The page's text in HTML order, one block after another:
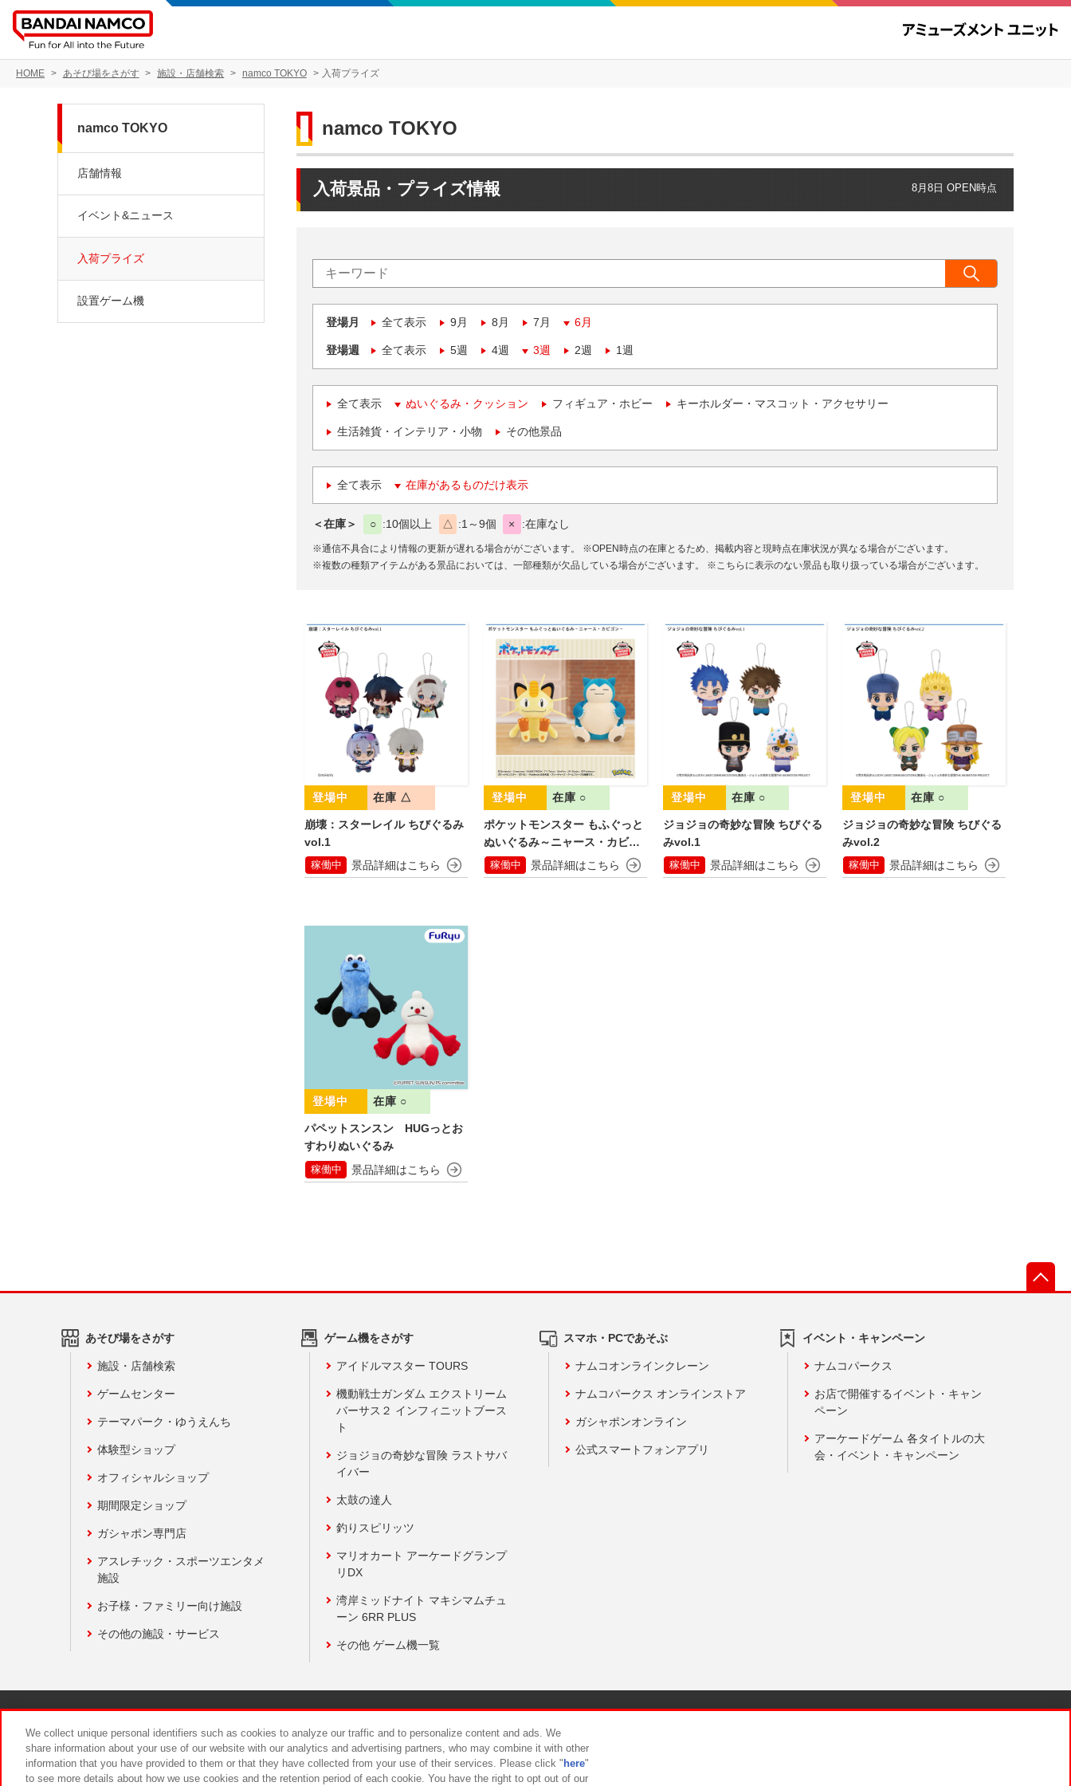
HOME あそび場をさがす 施設・店舗検索 namco TOKYO 入荷プライズ
namco TOKYO
入荷景品・プライズ情報 8月8日 OPEN時点
登場月 全て表示 9月 8月 7月 6月
登場週 全て表示 5週 4週 3週 2週 1週
全て表示 ぬいぐるみ・クッション フィギュア・ホビー キーホルダー・マスコット・アクセサリー
生活雑貨・インテリア・小物 その他景品
全て表示 在庫があるものだけ表示
＜在庫＞ ○ 10個以上 △ 1～9個 × 在庫なし
※通信不具合により情報の更新が遅れる場合ががございます。
※OPEN時点の在庫とるため、掲載内容と現時点在庫状況が異なる場合がございます。
※複数の種類アイテムがある景品においては、一部種類が欠品している場合がございます。
※こちらに表示のない景品も取り扱っている場合がございます。
崩壊：スターレイル ちびぐるみ
vol.1
在庫 △
稼働中
ポケットモンスター もふぐっと
ぬいぐるみ～ニャース・カビゴ
ン～
在庫 ○
稼働中
ジョジョの奇妙な冒険 ちびぐる
みvol.1
在庫 ○
稼働中
ジョジョの奇妙な冒険 ちびぐる
みvol.2
在庫 ○
稼働中
パペットスンスン HUGっとお
すわりぬいぐるみ
在庫 ○
稼働中
namco TOKYO
店舗情報
イベント&ニュース
入荷プライズ
設置ゲーム機
あそび場をさがす
施設・店舗検索
ゲームセンター
テーマパーク・ゆうえんち
体験型ショップ
オフィシャルショップ
期間限定ショップ
ガシャポン専門店
アスレチック・スポーツエンタメ
施設
お子様・ファミリー向け施設
その他の施設・サービス
ゲーム機をさがす
アイドルマスター TOURS
機動戦士ガンダム エクストリーム
バーサス２ インフィニットブース
ト
ジョジョの奇妙な冒険 ラストサバ
イバー
太鼓の達人
釣りスピリッツ
マリオカート アーケードグランプ
リDX
湾岸ミッドナイト マキシマムチュ
ーン 6RR PLUS
その他 ゲーム機一覧
スマホ・PCであそぶ
ナムコオンラインクレーン
ナムコパークス オンラインストア
ガシャポンオンライン
公式スマートフォンアプリ
イベント・キャンペーン
ナムコパークス
お店で開催するイベント・キャン
ペーン
アーケードゲーム 各タイトルの大
会・イベント・キャンペーン
食品のご提供について カスタマーハラスメント対応方針
We collect unique personal identifiers such as cookies to analyze our traffic and to personalize content and ads. We
share information about your use of our website with our analytics and advertising partners, who may combine it with other
information that you have provided to them or that they have collected from your use of their services. Please click " here"
to see more details about how we use cookies and the retention period of each cookie. You have the right to opt out of our